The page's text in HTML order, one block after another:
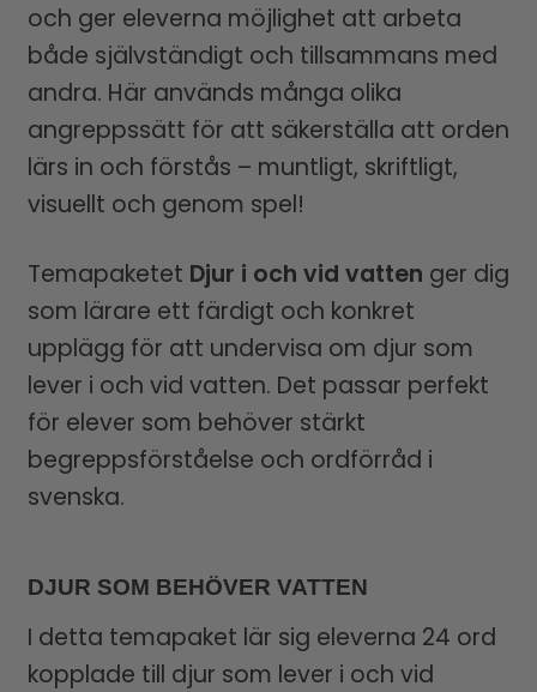
och ger eleverna möjlighet att arbeta
både självständigt och tillsammans med
andra. Här används många olika
angreppssätt för att säkerställa att orden
lärs in och förstås – muntligt, skriftligt,
visuellt och genom spel!
Temapaketet Djur i och vid vatten ger dig
som lärare ett färdigt och konkret
upplägg för att undervisa om djur som
lever i och vid vatten. Det passar perfekt
för elever som behöver stärkt
begreppsförståelse och ordförråd i
svenska.
DJUR SOM BEHÖVER VATTEN
I detta temapaket lär sig eleverna 24 ord
kopplade till djur som lever i och vid